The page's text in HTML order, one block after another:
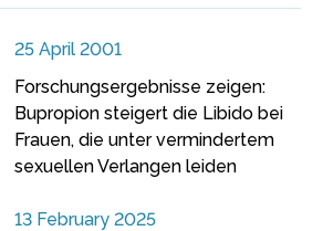
25 April 2001
Forschungsergebnisse zeigen:
Bupropion steigert die Libido bei
Frauen, die unter vermindertem
sexuellen Verlangen leiden
13 February 2025